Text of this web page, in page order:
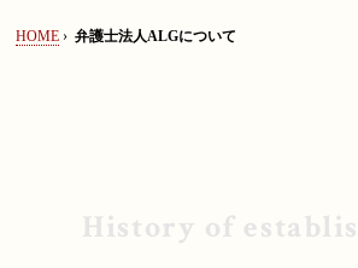
HOME › 弁護士法人ALGについて
History of